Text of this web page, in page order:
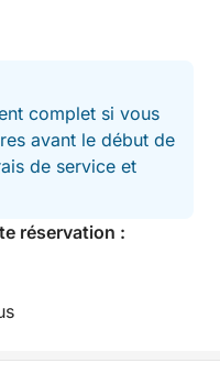
complet si vous
avant le début de
de service et
réservation :